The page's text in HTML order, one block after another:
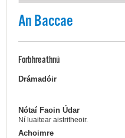
An Baccae
Forbhreathnú
Drámadóir
Nótaí Faoin Údar
Ní luaitear aistritheoir.
Achoimre